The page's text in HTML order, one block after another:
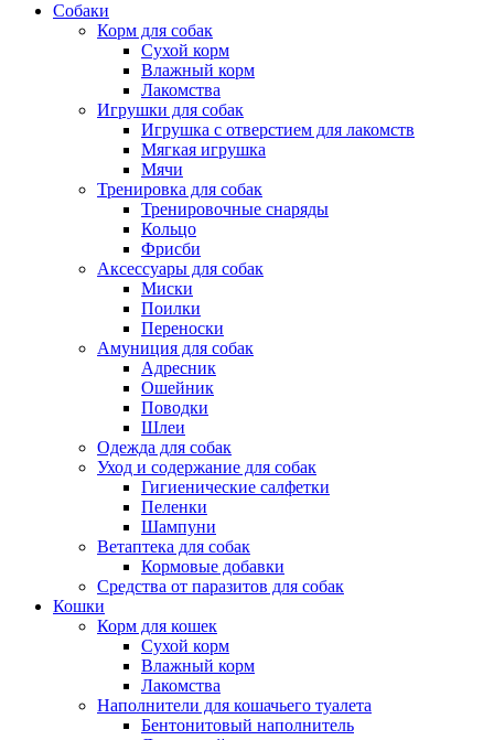
Собаки
Корм для собак
Сухой корм
Влажный корм
Лакомства
Игрушки для собак
Игрушка с отверстием для лакомств
Мягкая игрушка
Мячи
Тренировка для собак
Тренировочные снаряды
Кольцо
Фрисби
Аксессуары для собак
Миски
Поилки
Переноски
Амуниция для собак
Адресник
Ошейник
Поводки
Шлеи
Одежда для собак
Уход и содержание для собак
Гигиенические салфетки
Пеленки
Шампуни
Ветаптека для собак
Кормовые добавки
Средства от паразитов для собак
Кошки
Корм для кошек
Сухой корм
Влажный корм
Лакомства
Наполнители для кошачьего туалета
Бентонитовый наполнитель